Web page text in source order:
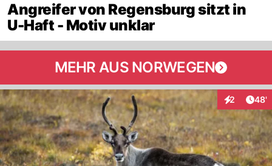
Angreifer von Regensburg sitzt in
U-Haft - Motiv unklar
MEHR AUS NORWEGEN
2 48'